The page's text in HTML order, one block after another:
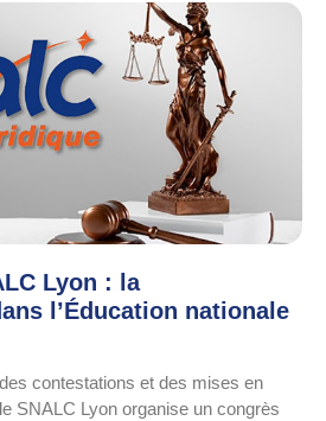
Lyon : la
l’Éducation nationale
contestations et des mises en
SNALC Lyon organise un congrès